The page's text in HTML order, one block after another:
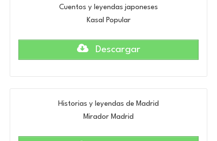
Cuentos y leyendas japoneses
Kasal Popular
Descargar
Historias y leyendas de Madrid
Mirador Madrid